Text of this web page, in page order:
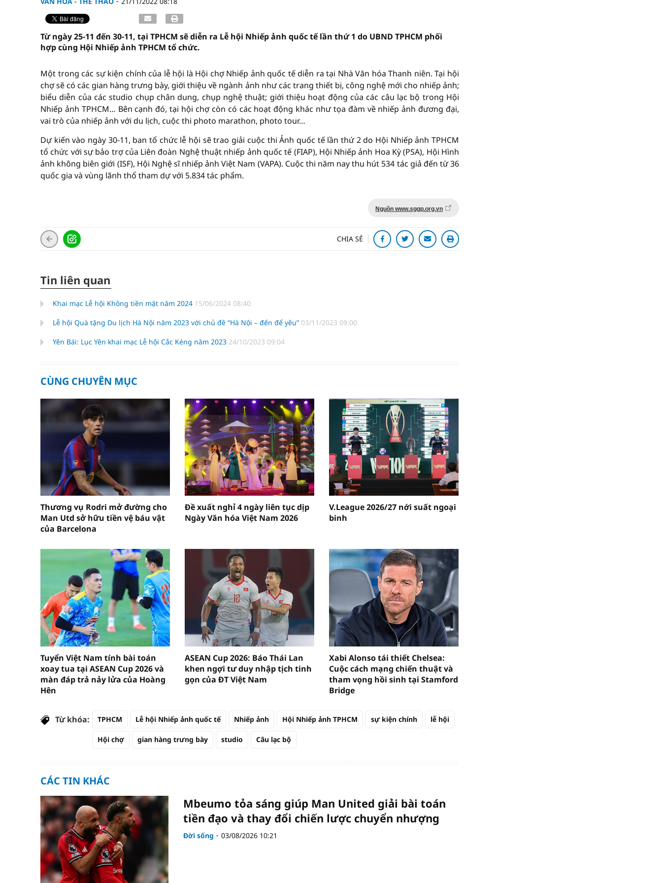
Từ ngày 25-11 đến 30-11, tại TPHCM sẽ diễn ra Lễ hội Nhiếp ảnh quốc tế lần thứ 1 do UBND TPHCM phối
hợp cùng Hội Nhiếp ảnh TPHCM tổ chức.
Một trong các sự kiện chính của lễ hội là Hội chợ Nhiếp ảnh quốc tế diễn ra tại Nhà Văn hóa Thanh niên. Tại hội
chợ sẽ có các gian hàng trưng bày, giới thiệu về ngành ảnh như các trang thiết bị, công nghệ mới cho nhiếp ảnh;
biểu diễn của các studio chụp chân dung, chụp nghệ thuật; giới thiệu hoạt động của các câu lạc bộ trong Hội
Nhiếp ảnh TPHCM… Bên cạnh đó, tại hội chợ còn có các hoạt động khác như tọa đàm về nhiếp ảnh đương đại,
vai trò của nhiếp ảnh với du lịch, cuộc thi photo marathon, photo tour…
Dự kiến vào ngày 30-11, ban tổ chức lễ hội sẽ trao giải cuộc thi Ảnh quốc tế lần thứ 2 do Hội Nhiếp ảnh TPHCM
tổ chức với sự bảo trợ của Liên đoàn Nghệ thuật nhiếp ảnh quốc tế (FIAP), Hội Nhiếp ảnh Hoa Kỳ (PSA), Hội Hình
ảnh không biên giới (ISF), Hội Nghệ sĩ nhiếp ảnh Việt Nam (VAPA). Cuộc thi năm nay thu hút 534 tác giả đến từ 36
quốc gia và vùng lãnh thổ tham dự với 5.834 tác phẩm.
Nguồn www.sggp.org.vn
CHIA SẺ
Tin liên quan
Khai mạc Lễ hội Không tiền mặt năm 2024 15/06/2024 08:40
Lễ hội Quà tặng Du lịch Hà Nội năm 2023 với chủ đề “Hà Nội – đến để yêu” 03/11/2023 09:00
Yên Bái: Lục Yên khai mạc Lễ hội Cắc Kéng năm 2023 24/10/2023 09:04
CÙNG CHUYÊN MỤC
Thương vụ Rodri mở đường cho
Man Utd sở hữu tiền vệ báu vật
của Barcelona
Đề xuất nghỉ 4 ngày liên tục dịp
Ngày Văn hóa Việt Nam 2026
V.League 2026/27 nới suất ngoại
binh
Tuyển Việt Nam tính bài toán
xoay tua tại ASEAN Cup 2026 và
màn đáp trả nảy lửa của Hoàng
Hên
ASEAN Cup 2026: Báo Thái Lan
khen ngợi tư duy nhập tịch tinh
gọn của ĐT Việt Nam
Xabi Alonso tái thiết Chelsea:
Cuộc cách mạng chiến thuật và
tham vọng hồi sinh tại Stamford
Bridge
Từ khóa: TPHCM Lễ hội Nhiếp ảnh quốc tế Nhiếp ảnh Hội Nhiếp ảnh TPHCM sự kiện chính lễ hội
Hội chợ gian hàng trưng bày studio Câu lạc bộ
CÁC TIN KHÁC
Mbeumo tỏa sáng giúp Man United giải bài toán
tiền đạo và thay đổi chiến lược chuyển nhượng
Đời sống 03/08/2026 10:21